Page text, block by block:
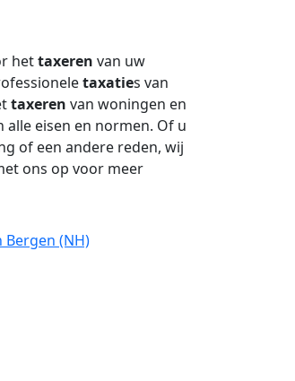
hettaxeren van uw
taxaties van
taxeren van woningen en
alle eisen en normen. Of u
of een andere reden, wij
ons op voor meer
(NH)